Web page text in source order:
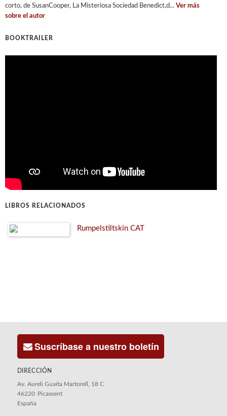
corto, de SusanCooper, La Misteriosa Sociedad Benedict,d... Ver más
sobre el autor
BOOKTRAILER
LIBROS RELACIONADOS
Rumpelstiltskin CAT
Suscríbase a nuestro boletín
DIRECCIÓN
Av. Aureli Guaita Martorell, 18 C
46220 Picassent
España